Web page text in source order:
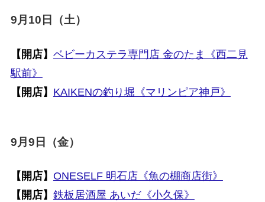
9月10日（土）
【開店】 ベビーカステラ専門店 金のたま《西二見
駅前》
【開店】 KAIKENの釣り堀《マリンピア神戸》
9月9日（金）
【開店】 ONESELF 明石店《魚の棚商店街》
【開店】 鉄板居酒屋 あいだ《小久保》